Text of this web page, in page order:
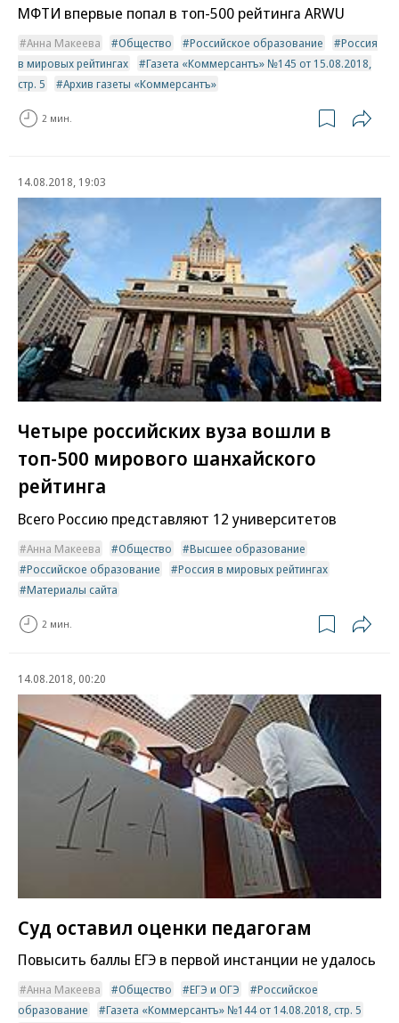
МФТИ впервые попал в топ-500 рейтинга ARWU
Анна Макеева Общество Российское образование
Россия
в мировых рейтингах
Газета «Коммерсантъ» №145 от 15.08.2018,
стр. 5
Архив газеты «Коммерсантъ»
2 мин.
14.08.2018, 19:03
Четыре российских вуза вошли в
топ-500 мирового шанхайского
рейтинга
Всего Россию представляют 12 университетов
Анна Макеева Общество
Высшее образование
Российское образование
Россия в мировых рейтингах
Материалы сайта
2 мин.
14.08.2018, 00:20
Суд оставил оценки педагогам
Повысить баллы ЕГЭ в первой инстанции не удалось
Анна Макеева Общество ЕГЭ и ОГЭ
Российское
образование
Газета «Коммерсантъ» №144 от 14.08.2018, стр. 5